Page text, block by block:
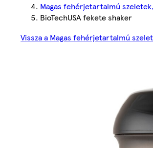
Magas fehérjetartalmú
BioTechUSA fekete shaker
Vissza a Magas fehérjetartalmú